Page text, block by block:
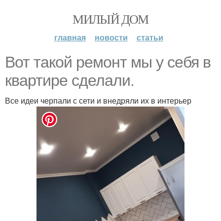
МИЛЫЙ ДОМ
главная новости статьи
Вот такой ремонт мы у себя в
квартире сделали.
Все идеи черпали с сети и внедряли их в интерьер